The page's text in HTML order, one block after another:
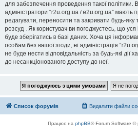
для забезпечення проведення такої політики.
адміністратори “r2u.org.ua / e2u.org.ua” мають
редагувати, переносити та закривати будь-яку
розсуд . Як користувач ви погоджуєтесь, що
буде зберігатись в базі даних. Хоча ця
особам без вашої згоди, ні адміністрація
не буде нести відповідальність за будь-які дії
до несанкціонованого доступу до неї.
Список форумів Видалити файли
Працює на phpBB® Forum Software ©